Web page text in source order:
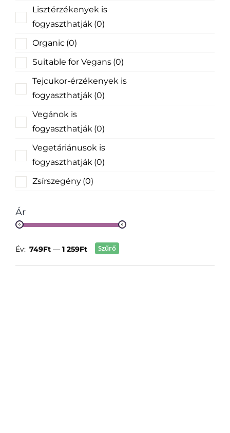
Lisztérzékenyek is
fogyaszthatják (0)
Organic (0)
Suitable for Vegans (0)
Tejcukor-érzékenyek is
fogyaszthatják (0)
Vegánok is
fogyaszthatják (0)
Vegetáriánusok is
fogyaszthatják (0)
Zsírszegény (0)
Ár
Szűrő
Év: 749Ft — 1 259Ft